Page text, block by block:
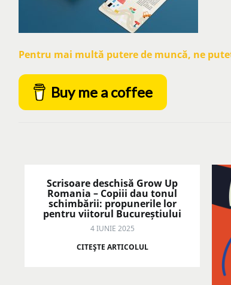
Pentru mai multă putere de muncă, ne
Buy me a coffee
Scrisoare deschisă Grow Up
Romania – Copiii dau tonul
schimbării: propunerile lor
pentru viitorul Bucureștiului
4 IUNIE 2025
CITEŞTE ARTICOLUL